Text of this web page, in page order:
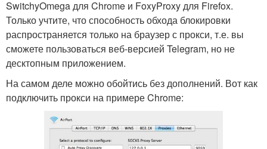
SwitchyOmega для Chrome и FoxyProxy для Firefox.
Только учтите, что способность обхода блокировки
распространяется только на браузер с прокси, т.е. вы
сможете пользоваться веб-версией Telegram, но не
десктопным приложением.
На самом деле можно обойтись без дополнений. Вот как
подключить прокси на примере Chrome: